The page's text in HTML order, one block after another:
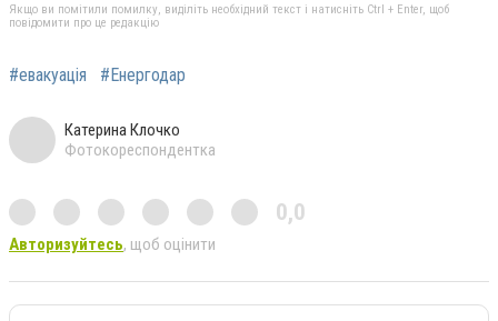
Якщо ви помітили помилку, виділіть необхідний текст і натисніть Ctrl + Enter, щоб
повідомити про це редакцію
#евакуація #Енергодар
Катерина Клочко
Фотокореспондентка
0,0
Авторизуйтесь, щоб оцінити